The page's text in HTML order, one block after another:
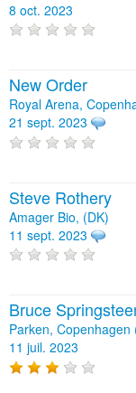
8 oct. 2023
New Order
Royal Arena,
21 sept. 2023
Steve Rothery
Amager Bio, (DK)
11 sept. 2023
Bruce
Parken, Copenhagen
11 juil. 2023